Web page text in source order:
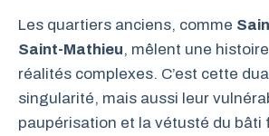
Les quartiers anciens, comme
Saint-Mathieu, mêlent une
réalités complexes. C’est cette
singularité, mais aussi leur
paupérisation et la vétusté du bâti